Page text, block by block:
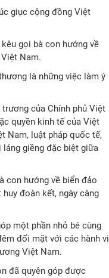
giục cộng đồng Việt
gọi bà con hướng về
Nam.
là những việc làm ý
của Chính phủ Việt
quyền kinh tế của Việt
Nam, luật pháp quốc tế,
láng giềng đặc biệt giữa
con hướng về biển đảo
đoàn kết, ngày càng
một phần nhỏ bé cùng
đối mặt với các hành vi
Việt Nam.
đã quyên góp được